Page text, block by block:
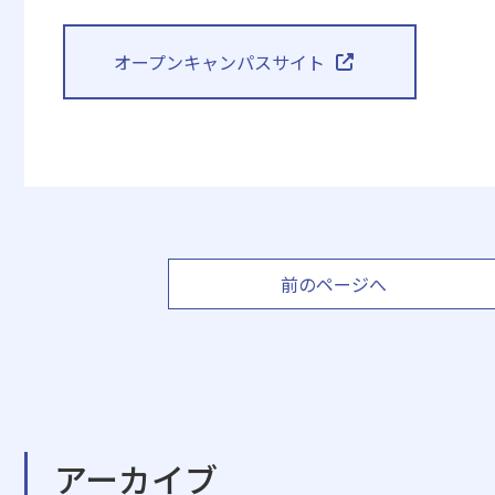
オープンキャンパスサイト
前のページへ
アーカイブ